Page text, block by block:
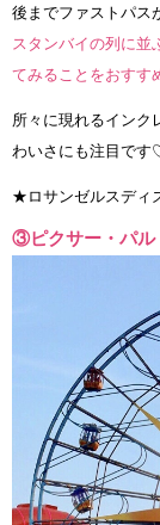
後までファストパス
スタンバイの列に並
てみることをおすす
所々に現れるインク
わいさにも注目です
★ロサンゼルスディ
③ピクサー・パル